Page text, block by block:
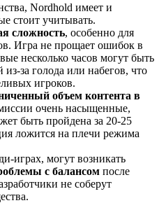
Nordhold имеет и
стоит учитывать.
сложность, особенно для
Игра не прощает ошибок в
несколько часов могут быть
за голода или набегов, что
игроков.
объем контента в
очень насыщенные,
быть пройдена за 20-25
ложится на плечи режима
играх, могут возникать
с балансом после
не соберут